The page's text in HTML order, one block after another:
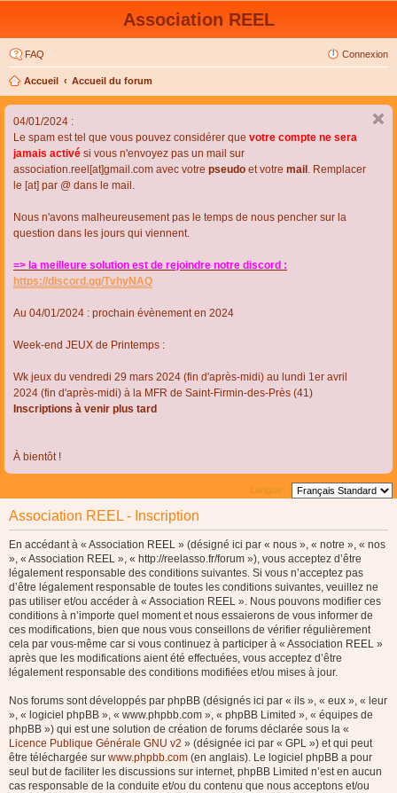
Association REEL
FAQ Connexion
Accueil Accueil du forum
04/01/2024 :
Le spam est tel que vous pouvez considérer que votre compte ne sera
jamais activé si vous n'envoyez pas un mail sur
association.reel[at]gmail.com avec votre pseudo et votre mail . Remplacer
le [at] par @ dans le mail.
Nous n'avons malheureusement pas le temps de nous pencher sur la
question dans les jours qui viennent.
=> la meilleure solution est de rejoindre notre discord :
https://discord.gg/TvhyNAQ
Au 04/01/2024 : prochain évènement en 2024
Week-end JEUX de Printemps :
Wk jeux du vendredi 29 mars 2024 (fin d'après-midi) au lundi 1er avril
2024 (fin d'après-midi) à la MFR de Saint-Firmin-des-Près (41)
Inscriptions à venir plus tard
À bientôt !
Langue :
Association REEL - Inscription
En accédant à « Association REEL » (désigné ici par « nous », « notre », « nos
», « Association REEL », « http://reelasso.fr/forum »), vous acceptez d’être
légalement responsable des conditions suivantes. Si vous n’acceptez pas
d’être légalement responsable de toutes les conditions suivantes, veuillez ne
pas utiliser et/ou accéder à « Association REEL ». Nous pouvons modifier ces
conditions à n’importe quel moment et nous essaierons de vous informer de
ces modifications, bien que nous vous conseillons de vérifier régulièrement
cela par vous-même car si vous continuez à participer à « Association REEL »
après que les modifications aient été effectuées, vous acceptez d’être
légalement responsable des conditions modifiées et/ou mises à jour.
Nos forums sont développés par phpBB (désignés ici par « ils », « eux », « leur
», « logiciel phpBB », « www.phpbb.com », « phpBB Limited », « équipes de
phpBB ») qui est une solution de création de forums déclarée sous la «
Licence Publique Générale GNU v2 » (désignée ici par « GPL ») et qui peut
être téléchargée sur www.phpbb.com (en anglais). Le logiciel phpBB a pour
seul but de faciliter les discussions sur internet, phpBB Limited n’est en aucun
cas responsable de la conduite et/ou du contenu que nous acceptons et/ou